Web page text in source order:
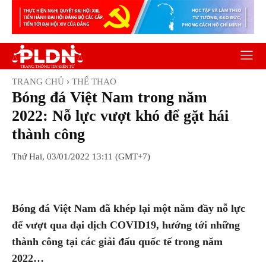
TRANG CHỦ THỂ THAO
Bóng đá Việt Nam trong năm
2022: Nỗ lực vượt khó để gặt hái
thành công
Thứ Hai, 03/01/2022 13:11 (GMT+7)
Bóng đá Việt Nam đã khép lại một năm đầy nỗ lực
để vượt qua đại dịch COVID19, hướng tới những
thành công tại các giải đấu quốc tế trong năm
2022…